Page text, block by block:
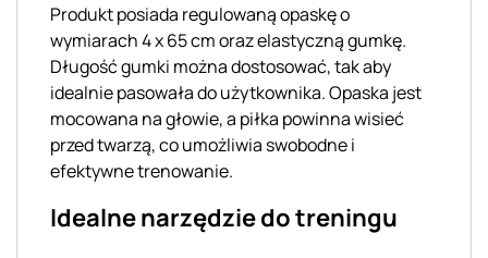
Produkt posiada regulowaną opaskę o
wymiarach 4 x 65 cm oraz elastyczną gumkę.
Długość gumki można dostosować, tak aby
idealnie pasowała do użytkownika. Opaska jest
mocowana na głowie, a piłka powinna wisieć
przed twarzą, co umożliwia swobodne i
efektywne trenowanie.
Idealne narzędzie do treningu